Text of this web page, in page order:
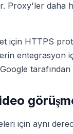
Proxy'ler daha
için HTTPS
için aynı